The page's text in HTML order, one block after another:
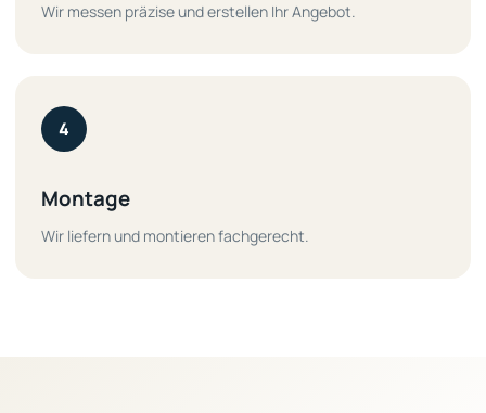
Wir messen präzise und erstellen Ihr Angebot.
4
Montage
Wir liefern und montieren fachgerecht.